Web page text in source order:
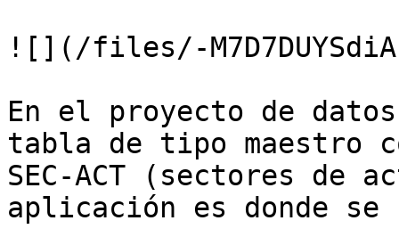
![](/files/-
En el proyecto de
tabla de tipo maestro
SEC-ACT (sectores de
aplicación es donde